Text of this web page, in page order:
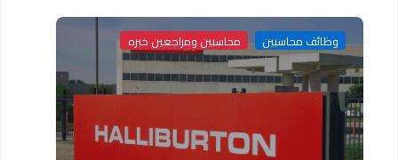
وظائف محاسبين محاسبين ومراجعين خبره